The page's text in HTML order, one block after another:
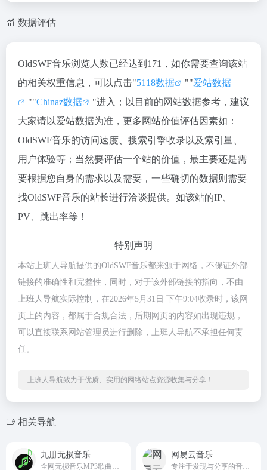
数据评估
OldSWF音乐浏览人数已经达到171，如你需要查询该站
的相关权重信息，可以点击"5118数据 ""爱站数据
""Chinaz数据
"进入；以目前的网站数据参考，建议
大家请以爱站数据为准，更多网站价值评估因素如：
OldSWF音乐的访问速度、搜索引擎收录以及索引量、
用户体验等；当然要评估一个站的价值，最主要还是需
要根据您自身的需求以及需要，一些确切的数据则需要
找OldSWF音乐的站长进行洽谈提供。如该站的IP、
PV、跳出率等！
特别声明
本站上班人导航提供的OldSWF音乐都来源于网络，不保证外部
链接的准确性和完整性，同时，对于该外部链接的指向，不由
上班人导航实际控制，在2026年5月31日 下午9:04收录时，该网
页上的内容，都属于合规合法，后期网页的内容如出现违规，
可以直接联系网站管理员进行删除，上班人导航不承担任何责
任。
上班人导航致力于优质、实用的网络站点资源收集与分享！
相关导航
九册无损音乐 网易云音乐